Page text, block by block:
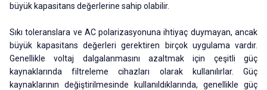
büyük kapasitans değerlerine sahip olabilir.
Sıkı toleranslara ve AC polarizasyonuna ihtiyaç duymayan, ancak
büyük kapasitans değerleri gerektiren birçok uygulama vardır.
Genellikle voltaj dalgalanmasını azaltmak için çeşitli güç
kaynaklarında filtreleme cihazları olarak kullanılırlar. Güç
kaynaklarının değiştirilmesinde kullanıldıklarında, genellikle güç